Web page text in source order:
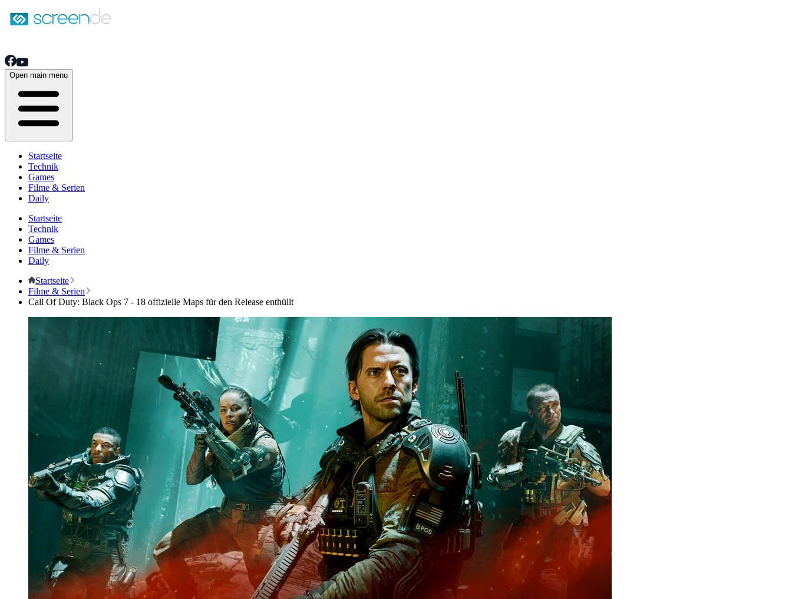
Open main menu
Startseite
Technik
Games
Filme & Serien
Daily
Startseite
Technik
Games
Filme & Serien
Daily
Startseite
Filme & Serien
Call Of Duty: Black Ops 7 - 18 offizielle Maps für den Release enthüllt